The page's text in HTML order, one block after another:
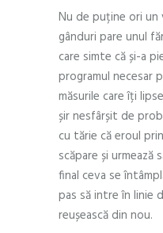
Nu de puține ori
gânduri pare unul
care simte că și-a
programul necesar
măsurile care îți
șir nesfârșit de
cu tărie că eroul
scăpare și urmează
final ceva se
pas să intre în linie
reușească din nou.